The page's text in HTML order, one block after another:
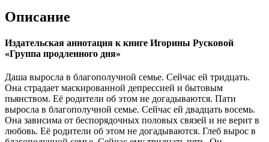
Описание
Издательская аннотация к книге Игорины Русковой
«Группа продленного дня»
Даша выросла в благополучной семье. Сейчас ей тридцать.
Она страдает маскированной депрессией и бытовым
пьянством. Её родители об этом не догадываются. Пати
выросла в благополучной семье. Сейчас ей двадцать восемь.
Она зависима от беспорядочных половых связей и не верит в
любовь. Её родители об этом не догадываются. Глеб вырос в